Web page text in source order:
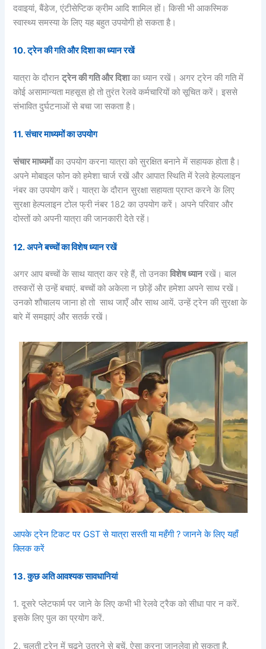
दवाइयां, बैंडेज, एंटीसेप्टिक क्रीम आदि शामिल हों। किसी भी आकस्मिक
स्वास्थ्य समस्या के लिए यह बहुत उपयोगी हो सकता है।
10.ट्रेन की गति और दिशा का ध्यान रखें
यात्रा के दौरानट्रेन की गति और दिशाका ध्यान रखें। अगर ट्रेन की गति में
कोई असामान्यता महसूस हो तो तुरंत रेलवे कर्मचारियों को सूचित करें। इससे
संभावित दुर्घटनाओं से बचा जा सकता है।
11.संचार माध्यमों का उपयोग
संचार माध्यमोंका उपयोग करना यात्रा को सुरक्षित बनाने में सहायक होता है।
अपने मोबाइल फोन को हमेशा चार्ज रखें और आपात स्थिति में रेलवे हेल्पलाइन
नंबर का उपयोग करें। यात्रा के दौरान सुरक्षा सहायता प्राप्त करने के लिए
सुरक्षा हेल्पलाइन टोल फ्री नंबर 182 का उपयोग करें। अपने परिवार और
दोस्तों को अपनी यात्रा की जानकारी देते रहें।
12.अपने बच्चों का विशेष ध्यान रखें
अगर आप बच्चों के साथ यात्रा कर रहे हैं, तो उनकाविशेष ध्यानरखें। बाल
तस्करों से उन्हें बचाएं. बच्चों को अकेला न छोड़ें और हमेशा अपने साथ रखें।
उनको शौचालय जाना हो तो साथ जाएँ और साथ आयें. उन्हें ट्रेन की सुरक्षा के
बारे में समझाएं और सतर्क रखें।
आपके ट्रेन टिकट पर GST से यात्रा सस्ती या महँगी ? जानने के लिए यहाँ
क्लिक करें
13. कुछ अति आवश्यक सावधानियां
1. दूसरे प्लेटफार्म पर जाने के लिए कभी भी रेलवे ट्रैक को सीधा पार न करें.
इसके लिए पुल का प्रयोग करें.
2. चलती ट्रेन में चढने उतरने से बचें. ऐसा करना जानलेवा हो सकता है.